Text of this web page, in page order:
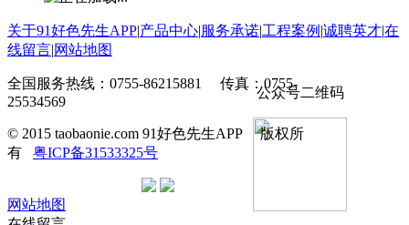
关于91好色先生APP 产品中心 服务承诺工程案例 诚聘英才在
线留言 网站地图
公众号二维码
全国服务热线：0755-86215881 传真：0755-
25534569
© 2015 taobaonie.com 91好色先生APP 版权所
有 粤ICP备31533325号
网站地图